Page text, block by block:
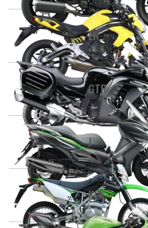
ER
GTR
J
KLX